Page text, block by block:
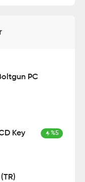
PC
Key %5